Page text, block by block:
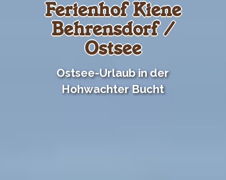
Ferienhof Kiene
Behrensdorf /
Ostsee
Ostsee-Urlaub in der
Hohwachter Bucht